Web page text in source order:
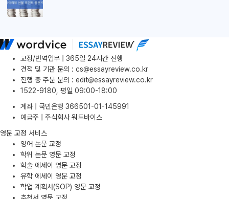
교정/번역업무 | 365일 24시간 진행
견적 및 기관 문의 : cs@essayreview.co.kr
진행 중 주문 문의 : edit@essayreview.co.kr
1522-9180, 평일 09:00-18:00
계좌 | 국민은행 366501-01-145991
예금주 | 주식회사 워드바이스
영문 교정 서비스
영어 논문 교정
학위 논문 영문 교정
학술 에세이 영문 교정
유학 에세이 영문 교정
학업 계획서(SOP) 영문 교정